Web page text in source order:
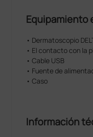
Equipamiento
• Dermatoscopio
• El contacto con la
• Cable USB
• Fuente de
• Caso
Información